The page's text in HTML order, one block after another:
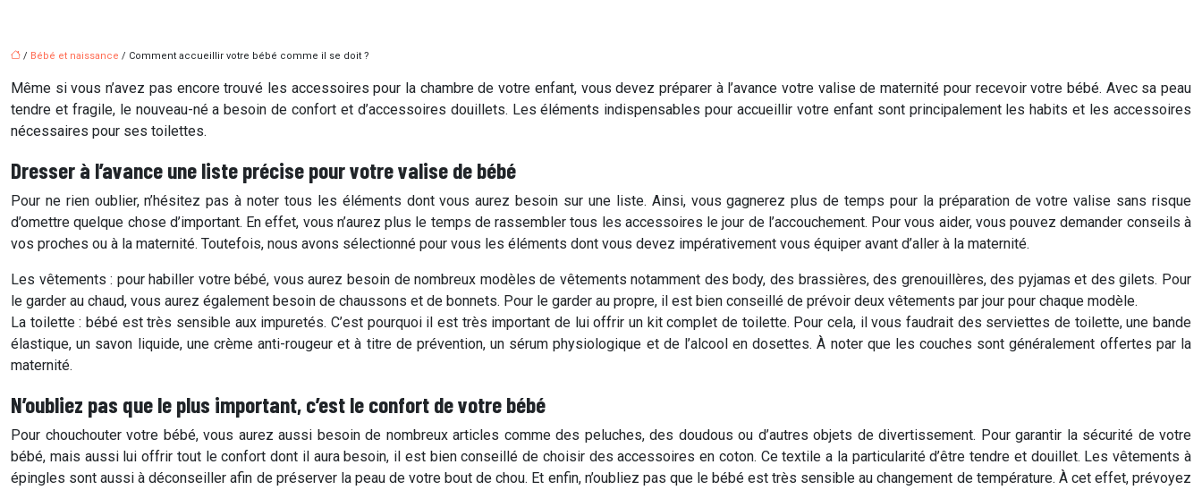
/ Bébé et naissance / Comment accueillir votre bébé comme il se doit ?
Même si vous n’avez pas encore trouvé les accessoires pour la chambre de votre enfant, vous devez préparer à l’avance votre valise de maternité pour recevoir votre bébé. Avec sa peau
tendre et fragile, le nouveau-né a besoin de confort et d’accessoires douillets. Les éléments indispensables pour accueillir votre enfant sont principalement les habits et les accessoires
nécessaires pour ses toilettes.
Dresser à l’avance une liste précise pour votre valise de bébé
Pour ne rien oublier, n’hésitez pas à noter tous les éléments dont vous aurez besoin sur une liste. Ainsi, vous gagnerez plus de temps pour la préparation de votre valise sans risque
d’omettre quelque chose d’important. En effet, vous n’aurez plus le temps de rassembler tous les accessoires le jour de l’accouchement. Pour vous aider, vous pouvez demander conseils à
vos proches ou à la maternité. Toutefois, nous avons sélectionné pour vous les éléments dont vous devez impérativement vous équiper avant d’aller à la maternité.
Les vêtements : pour habiller votre bébé, vous aurez besoin de nombreux modèles de vêtements notamment des body, des brassières, des grenouillères, des pyjamas et des gilets. Pour
le garder au chaud, vous aurez également besoin de chaussons et de bonnets. Pour le garder au propre, il est bien conseillé de prévoir deux vêtements par jour pour chaque modèle.
La toilette : bébé est très sensible aux impuretés. C’est pourquoi il est très important de lui offrir un kit complet de toilette. Pour cela, il vous faudrait des serviettes de toilette, une bande
élastique, un savon liquide, une crème anti-rougeur et à titre de prévention, un sérum physiologique et de l’alcool en dosettes. À noter que les couches sont généralement offertes par la
maternité.
N’oubliez pas que le plus important, c’est le confort de votre bébé
Pour chouchouter votre bébé, vous aurez aussi besoin de nombreux articles comme des peluches, des doudous ou d’autres objets de divertissement. Pour garantir la sécurité de votre
bébé, mais aussi lui offrir tout le confort dont il aura besoin, il est bien conseillé de choisir des accessoires en coton. Ce textile a la particularité d’être tendre et douillet. Les vêtements à
épingles sont aussi à déconseiller afin de préserver la peau de votre bout de chou. Et enfin, n’oubliez pas que le bébé est très sensible au changement de température. À cet effet, prévoyez